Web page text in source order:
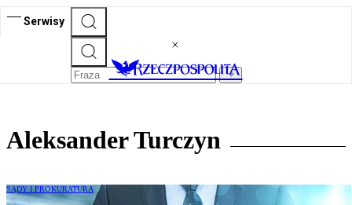
Serwisy
Aleksander Turczyn
SĄDY I PROKURATURA